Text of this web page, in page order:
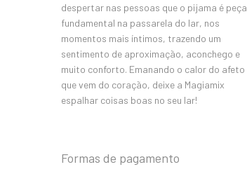
despertar nas pessoas que o pijama é peça
fundamental na passarela do lar, nos
momentos mais íntimos, trazendo um
sentimento de aproximação, aconchego e
muito conforto. Emanando o calor do afeto
que vem do coração, deixe a Magiamix
espalhar coisas boas no seu lar!
Formas de pagamento